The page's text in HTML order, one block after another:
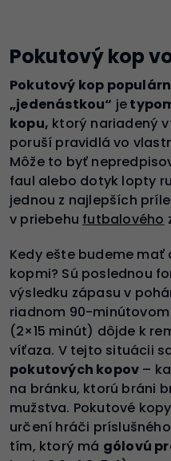
Pokutový kop
Pokutový kop
„jedenástkou“ je
kopu, ktorý nariadený
poruší pravidlá vo
Môže to byť
faul alebo dotyk lopty
jednou z najlepších
v priebehu futbalového
Kedy ešte budeme
kopmi? Sú poslednou
výsledku zápasu v
riadnom 90-
(2×15 minút) dôjde k
víťaza. V tejto situácii
pokutových kopov –
na bránku, ktorú bráni
mužstva. Pokutové
určení hráči
tím, ktorý má gólovú